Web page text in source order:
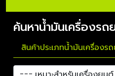
ค้นหาน้ำมันเครื่องรถ
สินค้าประเภทน้ำมันเครื่องร